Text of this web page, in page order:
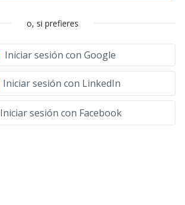
o, si prefieres
Iniciar sesión con Google
Iniciar sesión con LinkedIn
Iniciar sesión con Facebook